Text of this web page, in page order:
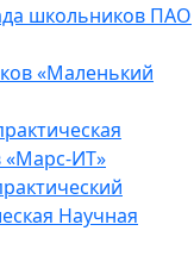
школьников ПАО
«Маленький
ИТ»
Научная